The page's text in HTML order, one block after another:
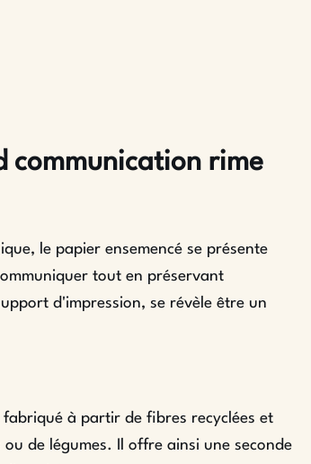
communication rime
le papier ensemencé se présente
tout en préservant
d'impression, se révèle être un
à partir de fibres recyclées et
de légumes. Il offre ainsi une seconde